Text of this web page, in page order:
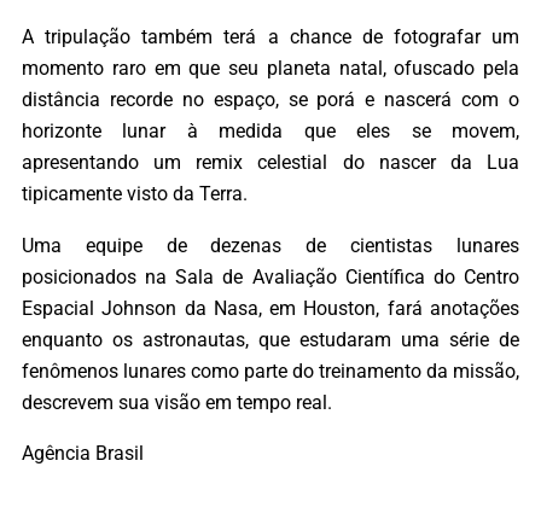
A tripulação também terá a chance de fotografar um
momento raro em que seu planeta natal, ofuscado pela
distância recorde no espaço, se porá e nascerá com o
horizonte lunar à medida que eles se movem,
apresentando um remix celestial do nascer da Lua
tipicamente visto da Terra.
Uma equipe de dezenas de cientistas lunares
posicionados na Sala de Avaliação Científica do Centro
Espacial Johnson da Nasa, em Houston, fará anotações
enquanto os astronautas, que estudaram uma série de
fenômenos lunares como parte do treinamento da missão,
descrevem sua visão em tempo real.
Agência Brasil